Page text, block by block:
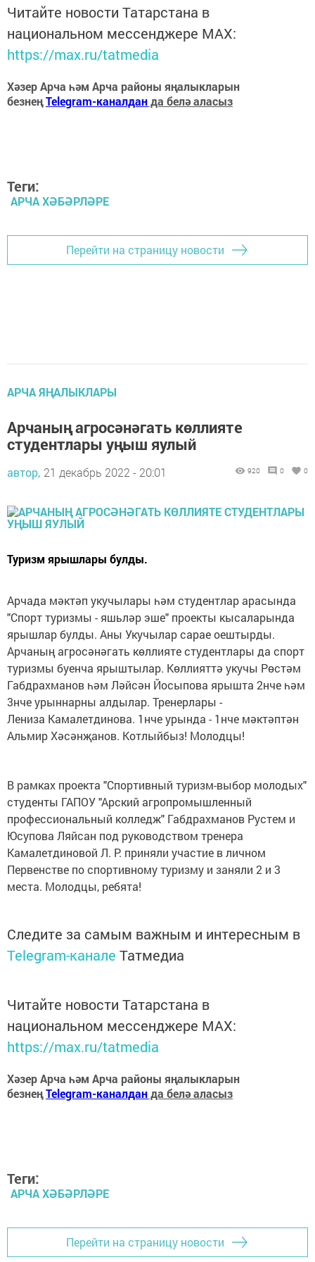
Читайте новости Татарстана в
национальном мессенджере MАХ:
https://max.ru/tatmedia
Хәзер Арча һәм Арча районы яңалыкларын
безнеңTelegram-каналданда белә аласыз
Теги:
АРЧА ХӘБӘРЛӘРЕ
Перейти на страницу новости
АРЧА ЯҢАЛЫКЛАРЫ
Арчаның агросәнәгать көллияте
студентлары уңыш яулый
автор, 21 декабрь 2022 - 20:01 920 0 0
Туризм ярышлары булды.
Арчада мәктәп укучылары һәм студентлар арасында
"Спорт туризмы - яшьләр эше" проекты кысаларында
ярышлар булды. Аны Укучылар сарае оештырды.
Арчаның агросәнәгать көллияте студентлары да спорт
туризмы буенча ярыштылар. Көллияттә укучы Рөстәм
Габдрахманов һәм Ләйсән Йосыпова ярышта 2нче һәм
3нче урыннарны алдылар. Тренерлары -
Лениза Камалетдинова. 1нче урында - 1нче мәктәптән
Альмир Хәсәнҗанов. Котлыйбыз! Молодцы!
В рамках проекта "Спортивный туризм-выбор молодых"
студенты ГАПОУ "Арский агропромышленный
профессиональный колледж" Габдрахманов Рустем и
Юсупова Ляйсан под руководством тренера
Камалетдиновой Л. Р. приняли участие в личном
Первенстве по спортивному туризму и заняли 2 и 3
места. Молодцы, ребята!
Следите за самым важным и интересным в
Telegram-канале Татмедиа
Читайте новости Татарстана в
национальном мессенджере MАХ:
https://max.ru/tatmedia
Хәзер Арча һәм Арча районы яңалыкларын
безнеңTelegram-каналданда белә аласыз
Теги:
АРЧА ХӘБӘРЛӘРЕ
Перейти на страницу новости